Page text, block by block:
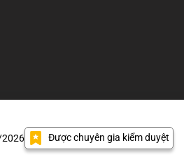
Được chuyên gia kiểm duyệt